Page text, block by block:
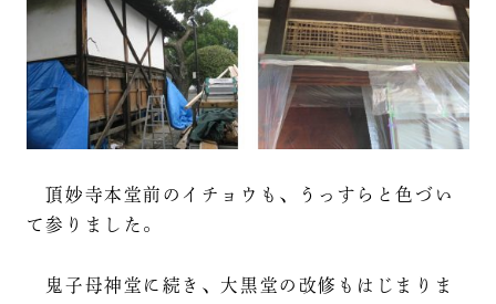
頂妙寺本堂前のイチョウも、うっすらと色づい
て参りました。
鬼子母神堂に続き、大黒堂の改修もはじまりま